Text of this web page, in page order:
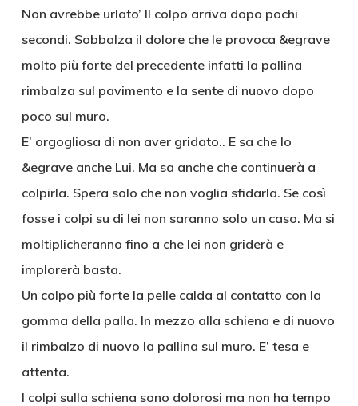
Non avrebbe urlato’ Il colpo arriva dopo pochi
secondi. Sobbalza il dolore che le provoca &egrave
molto più forte del precedente infatti la pallina
rimbalza sul pavimento e la sente di nuovo dopo
poco sul muro.
E’ orgogliosa di non aver gridato.. E sa che lo
&egrave anche Lui. Ma sa anche che continuerà a
colpirla. Spera solo che non voglia sfidarla. Se così
fosse i colpi su di lei non saranno solo un caso. Ma si
moltiplicheranno fino a che lei non griderà e
implorerà basta.
Un colpo più forte la pelle calda al contatto con la
gomma della palla. In mezzo alla schiena e di nuovo
il rimbalzo di nuovo la pallina sul muro. E’ tesa e
attenta.
I colpi sulla schiena sono dolorosi ma non ha tempo